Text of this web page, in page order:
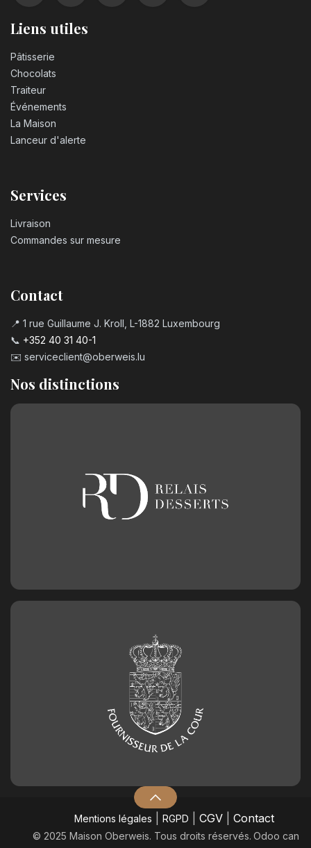
Liens utiles
Pâtisserie
Chocolats
Traiteur
Événements
La Maison
Lanceur d'alerte
Services
Livraison
Commandes sur mesure
Contact
📍 1 rue Guillaume J. Kroll, L-1882 Luxembourg
📞 +352 40 31 40-1
✉️ serviceclient@oberweis.lu
Nos distinctions
Mentions légales RGPD CGV| Contact
© 2025 Maison Oberweis. Tous droits réservés. ​Odoo can